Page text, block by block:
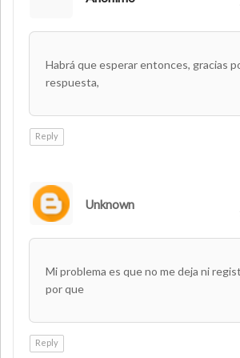
Habrá que esperar entonces, gracias
respuesta,
Reply
Unknown
Mi problema es que no me deja ni
por que
Reply